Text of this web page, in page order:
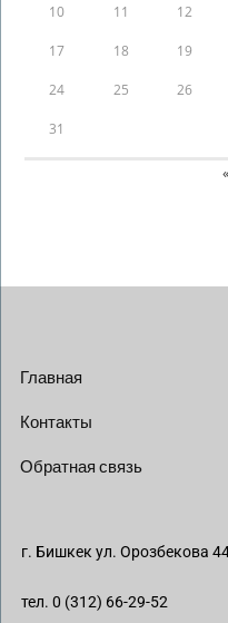
10 11 12
17 18 19
24 25 26
31
Главная
Контакты
Обратная связь
г. Бишкек ул. Орозбекова
тел. 0 (312) 66-29-52